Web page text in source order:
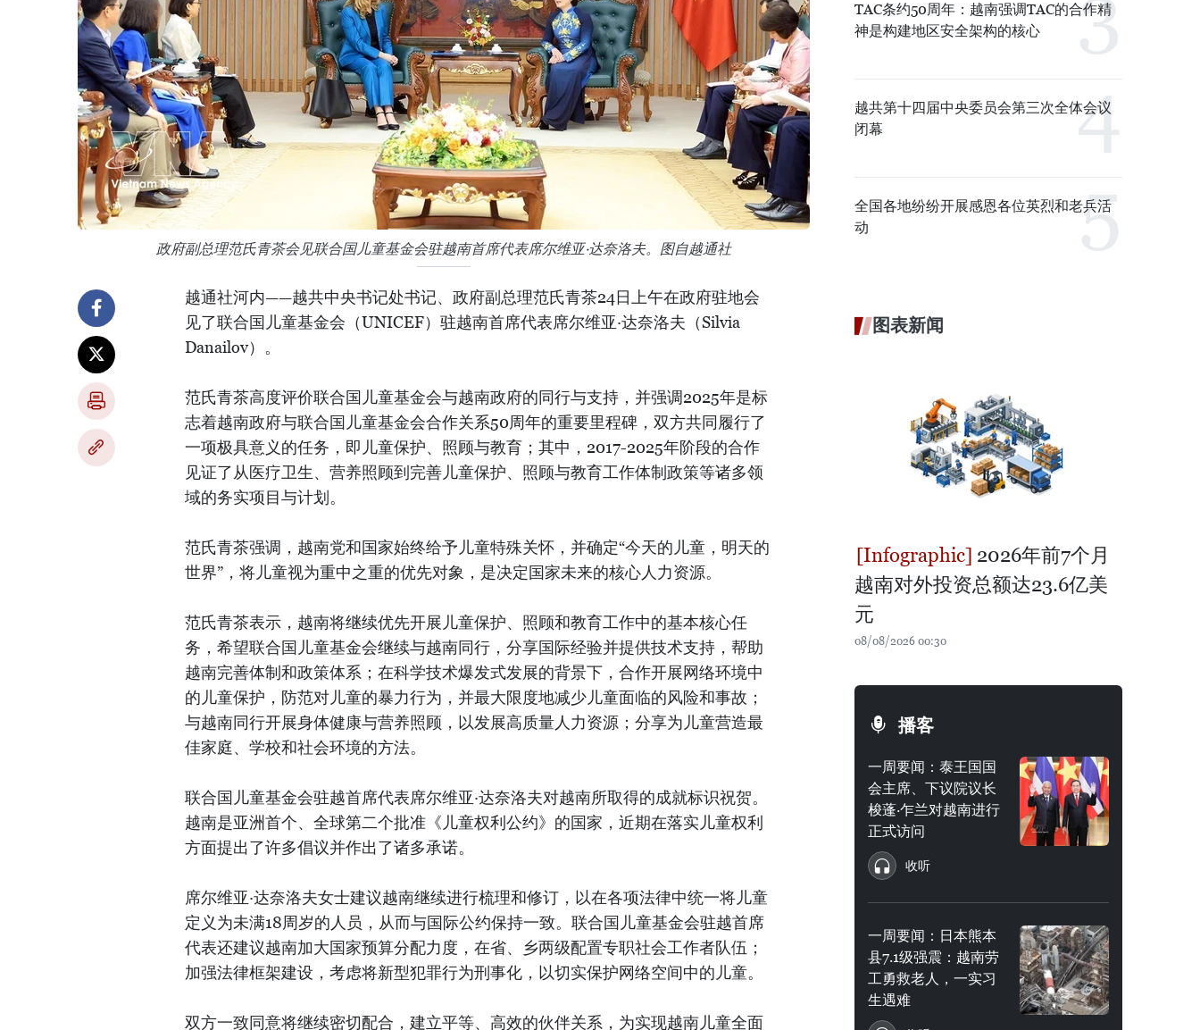
政府副总理范氏青茶会见联合国儿童基金会驻越南首席代表席尔维亚·达奈洛夫。图自越通社
越通社河内——越共中央书记处书记、政府副总理范氏青茶24日上午在政府驻地会
见了联合国儿童基金会（UNICEF）驻越南首席代表席尔维亚·达奈洛夫（Silvia
Danailov）。
范氏青茶高度评价联合国儿童基金会与越南政府的同行与支持，并强调2025年是标
志着越南政府与联合国儿童基金会合作关系50周年的重要里程碑，双方共同履行了
一项极具意义的任务，即儿童保护、照顾与教育；其中，2017-2025年阶段的合作
见证了从医疗卫生、营养照顾到完善儿童保护、照顾与教育工作体制政策等诸多领
域的务实项目与计划。
范氏青茶强调，越南党和国家始终给予儿童特殊关怀，并确定“今天的儿童，明天的
世界”，将儿童视为重中之重的优先对象，是决定国家未来的核心人力资源。
范氏青茶表示，越南将继续优先开展儿童保护、照顾和教育工作中的基本核心任
务，希望联合国儿童基金会继续与越南同行，分享国际经验并提供技术支持，帮助
越南完善体制和政策体系；在科学技术爆发式发展的背景下，合作开展网络环境中
的儿童保护，防范对儿童的暴力行为，并最大限度地减少儿童面临的风险和事故；
与越南同行开展身体健康与营养照顾，以发展高质量人力资源；分享为儿童营造最
佳家庭、学校和社会环境的方法。
联合国儿童基金会驻越首席代表席尔维亚·达奈洛夫对越南所取得的成就标识祝贺。
越南是亚洲首个、全球第二个批准《儿童权利公约》的国家，近期在落实儿童权利
方面提出了许多倡议并作出了诸多承诺。
席尔维亚·达奈洛夫女士建议越南继续进行梳理和修订，以在各项法律中统一将儿童
定义为未满18周岁的人员，从而与国际公约保持一致。联合国儿童基金会驻越首席
代表还建议越南加大国家预算分配力度，在省、乡两级配置专职社会工作者队伍；
加强法律框架建设，考虑将新型犯罪行为刑事化，以切实保护网络空间中的儿童。
双方一致同意将继续密切配合，建立平等、高效的伙伴关系，为实现越南儿童全面
TAC条约50周年：越南强调TAC的合作精
神是构建地区安全架构的核心
越共第十四届中央委员会第三次全体会议
闭幕
全国各地纷纷开展感恩各位英烈和老兵活
动
图表新闻
2026年前7个月
越南对外投资总额达23.6亿美
元
08/08/2026 00:30
播客
一周要闻：泰王国国
会主席、下议院议长
梭蓬·乍兰对越南进行
正式访问
收听
一周要闻：日本熊本
县7.1级强震：越南劳
工勇救老人，一实习
生遇难